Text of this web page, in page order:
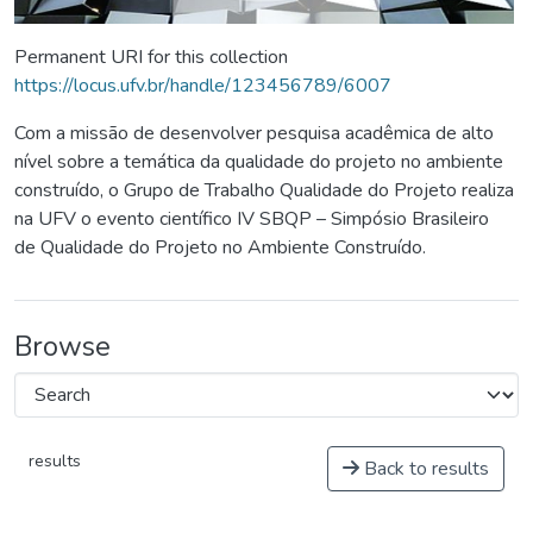
Permanent URI for this collection
https://locus.ufv.br/handle/123456789/6007
Com a missão de desenvolver pesquisa acadêmica de alto
nível sobre a temática da qualidade do projeto no ambiente
construído, o Grupo de Trabalho Qualidade do Projeto realiza
na UFV o evento científico IV SBQP – Simpósio Brasileiro
de Qualidade do Projeto no Ambiente Construído.
Browse
results Back to results